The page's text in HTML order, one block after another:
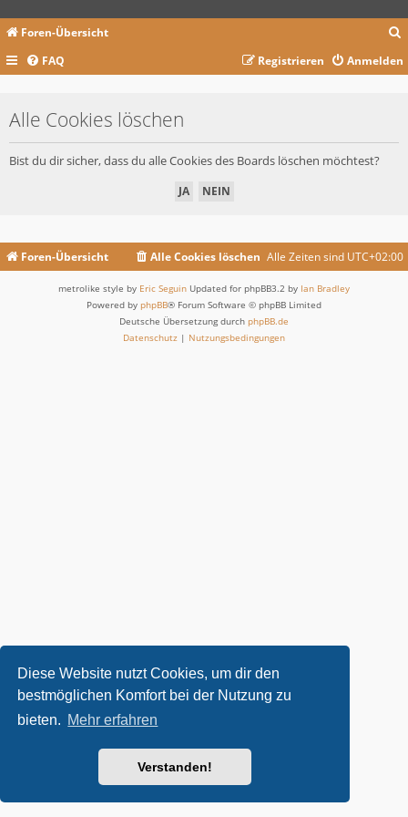
Diese Website nutzt Cookies, um dir den
bestmöglichen Komfort bei der Nutzung zu
bieten. Mehr erfahren
Verstanden!
Foren-Übersicht
c
FAQ Anmelden
Registrieren
Alle Cookies löschen
Bist du dir sicher, dass du alle Cookies des Boards löschen möchtest?
Foren-Übersicht Alle Zeiten sind UTC+02:00
Alle Cookies löschen
metrolike style by Eric Seguin Updated for phpBB3.2 by Ian Bradley
Powered by phpBB® Forum Software © phpBB Limited
Deutsche Übersetzung durch phpBB.de
Datenschutz | Nutzungsbedingungen